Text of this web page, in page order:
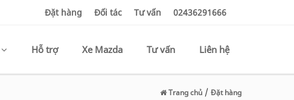
Đặt hàng Đối tác Tư vấn 02436291666
Hỗ trợ Xe Mazda Tư vấn Liên hệ
Trang chủ / Đặt hàng